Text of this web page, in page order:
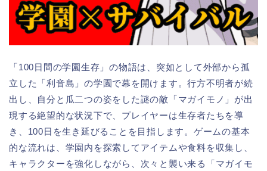
「100日間の学園生存」の物語は、突如として外部から孤
立した「利音島」の学園で幕を開けます。行方不明者が続
出し、自分と瓜二つの姿をした謎の敵「マガイモノ」が出
現する絶望的な状況下で、プレイヤーは生存者たちを導
き、100日を生き延びることを目指します。ゲームの基本
的な流れは、学園内を探索してアイテムや食料を収集し、
キャラクターを強化しながら、次々と襲い来る「マガイモ